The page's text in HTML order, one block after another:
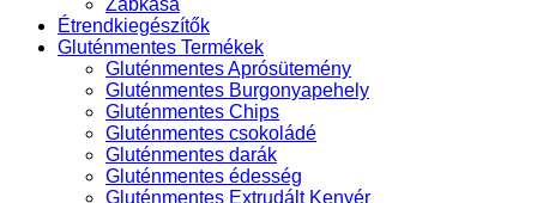
Étrendkiegészítők
Gluténmentes Termékek
Gluténmentes Aprósütemény
Gluténmentes Burgonyapehely
Gluténmentes Chips
Gluténmentes csokoládé
Gluténmentes darák
Gluténmentes édesség
Gluténmentes Extrudált Kenyér